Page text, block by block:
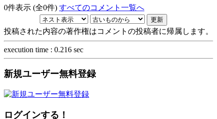
0件表示 (全0件) すべてのコメント一覧へ
投稿された内容の著作権はコメントの投稿者に帰属します。
execution time : 0.216 sec
新規ユーザー無料登録
ログインする！